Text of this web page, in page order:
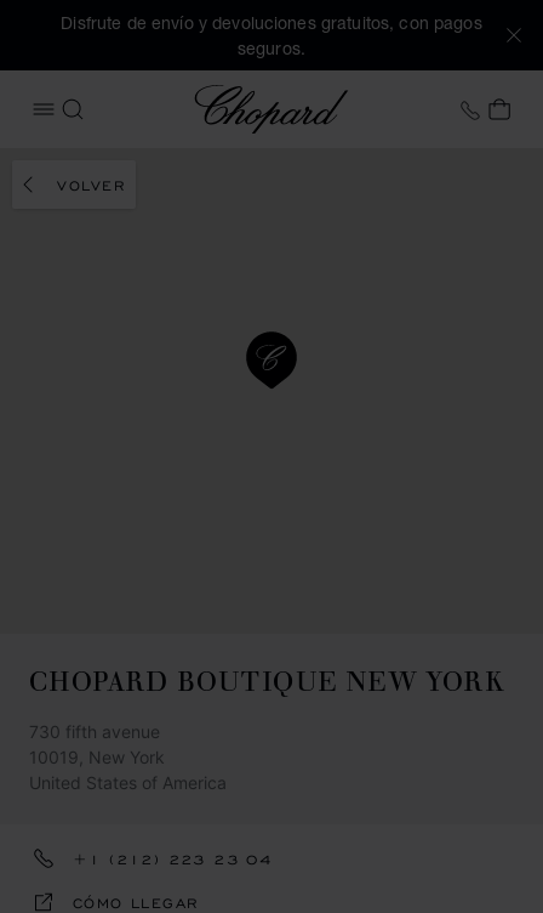
Disfrute de envío y devoluciones gratuitos, con pagos
seguros.
ABRIR MENÚ
BUSCAR
Chopard +34
MI
VOLVER
CHOPARD BOUTIQUE NEW YORK
730 fifth avenue
10019, New York
United States of America
+1 (212) 223 23 04
CÓMO LLEGAR